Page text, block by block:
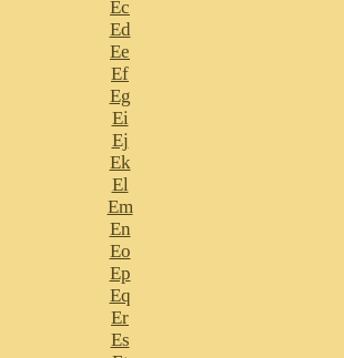
Ec
Ed
Ee
Ef
Eg
Ei
Ej
Ek
El
Em
En
Eo
Ep
Eq
Er
Es